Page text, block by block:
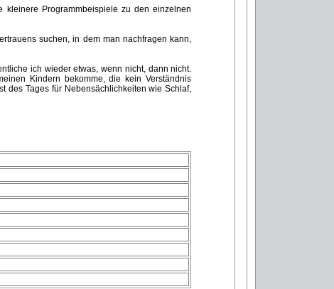
kleinere Programmbeispiele zu den einzelnen
suchen, in dem man nachfragen kann,
ich wieder etwas, wenn nicht, dann nicht.
Kindern bekomme, die kein Verständnis
des Tages für Nebensächlichkeiten wie Schlaf,